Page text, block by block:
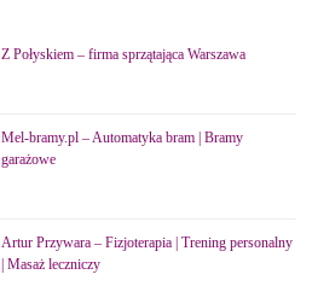
Z Połyskiem – firma sprzątająca Warszawa
Mel-bramy.pl – Automatyka bram | Bramy
garażowe
Artur Przywara – Fizjoterapia | Trening personalny
| Masaż leczniczy